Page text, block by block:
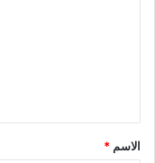
*
الاسم *